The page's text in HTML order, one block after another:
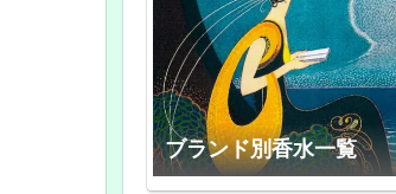
ブランド別香水一覧